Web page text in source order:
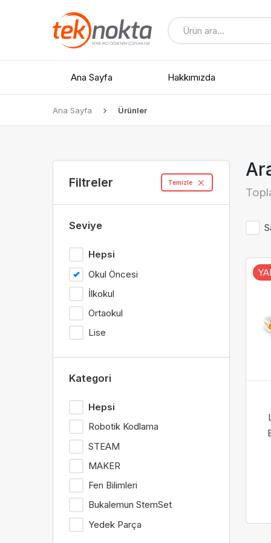
Ana Sayfa Hakkımızda
İndirimli Ürünler
Ana Sayfa Ürünler
Filtreler Temizle
Seviye
Hepsi
Okul Öncesi
İlkokul
Ortaokul
Lise
Kategori
Hepsi
Robotik Kodlama
STEAM
MAKER
Fen Bilimleri
Bukalemun StemSet
Yedek Parça